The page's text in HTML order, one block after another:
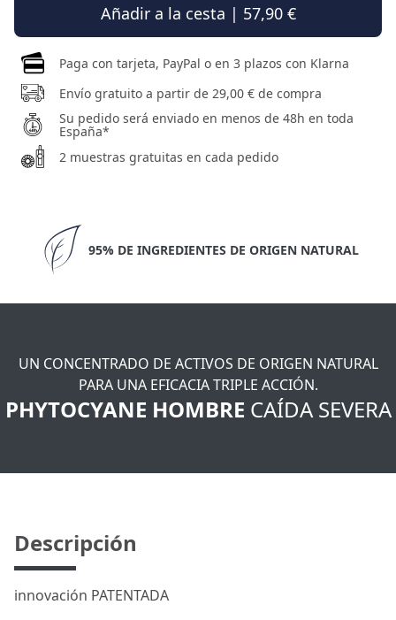
Añadir a la cesta | 57,90 €
Paga con tarjeta, PayPal o en 3 plazos con Klarna
Envío gratuito a partir de 29,00 € de compra
Su pedido será enviado en menos de 48h en toda
España*
2 muestras gratuitas en cada pedido
95% DE INGREDIENTES DE ORIGEN NATURAL
UN CONCENTRADO DE ACTIVOS DE ORIGEN NATURAL
PARA UNA EFICACIA TRIPLE ACCIÓN.
PHYTOCYANE HOMBRE CAÍDA SEVERA
Descripción
innovación PATENTADA